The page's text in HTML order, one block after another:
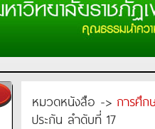
หมวดหนังสือ -> การศึก
ประกัน ลำดับที่ 17